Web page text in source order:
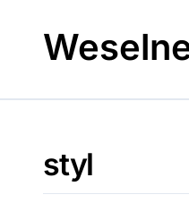
content
styl